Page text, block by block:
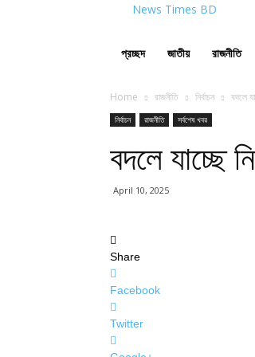
News Times BD
প্রচ্ছদ জাতীয় রাজনীতি
Home রাজনীতি নির্বাচন বদলে
নির্বাচন রাজনীতি সর্বশেষ খবর
বদলে যাচ্ছে
April 10, 2025
Share
Facebook
Twitter